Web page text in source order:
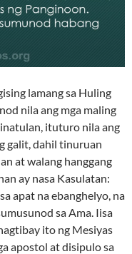
lamang sa Huling
nila ang mga maling
ituturo nila ang
galit, dahil tinuruan
at walang hanggang
ay nasa Kasulatan:
apat na ebanghelyo, na
sa Ama. Iisa
ito ng Mesiyas
apostol at disipulo sa